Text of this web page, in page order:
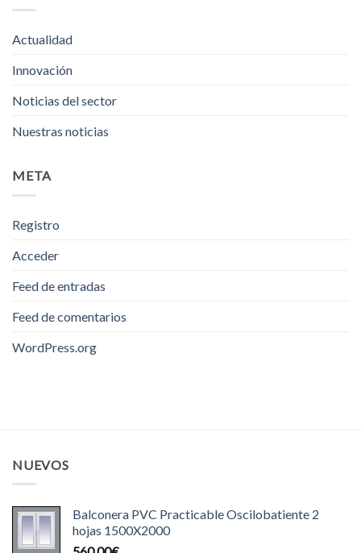
Actualidad
Innovación
Noticias del sector
Nuestras noticias
META
Registro
Acceder
Feed de entradas
Feed de comentarios
WordPress.org
NUEVOS
Balconera PVC Practicable Oscilobatiente 2
hojas 1500X2000